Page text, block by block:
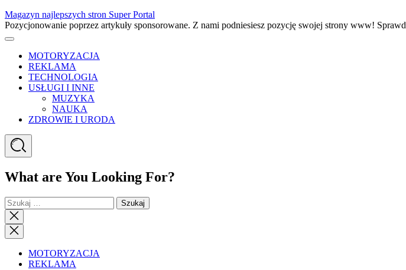
Skip
to
content
Magazyn najlepszych stron Super Portal
Pozycjonowanie poprzez artykuły sponsorowane. Z nami podniesiesz pozycję swojej strony www!
Menu
MOTORYZACJA
REKLAMA
TECHNOLOGIA
USŁUGI I INNE
MUZYKA
NAUKA
ZDROWIE I URODA
Search
What are You Looking For?
Szukaj:
Close
search
Close
Menu
MOTORYZACJA
REKLAMA